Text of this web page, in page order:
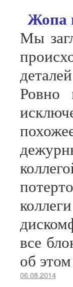
Жопа
Мы
Ровно
все
об
06.08.2014